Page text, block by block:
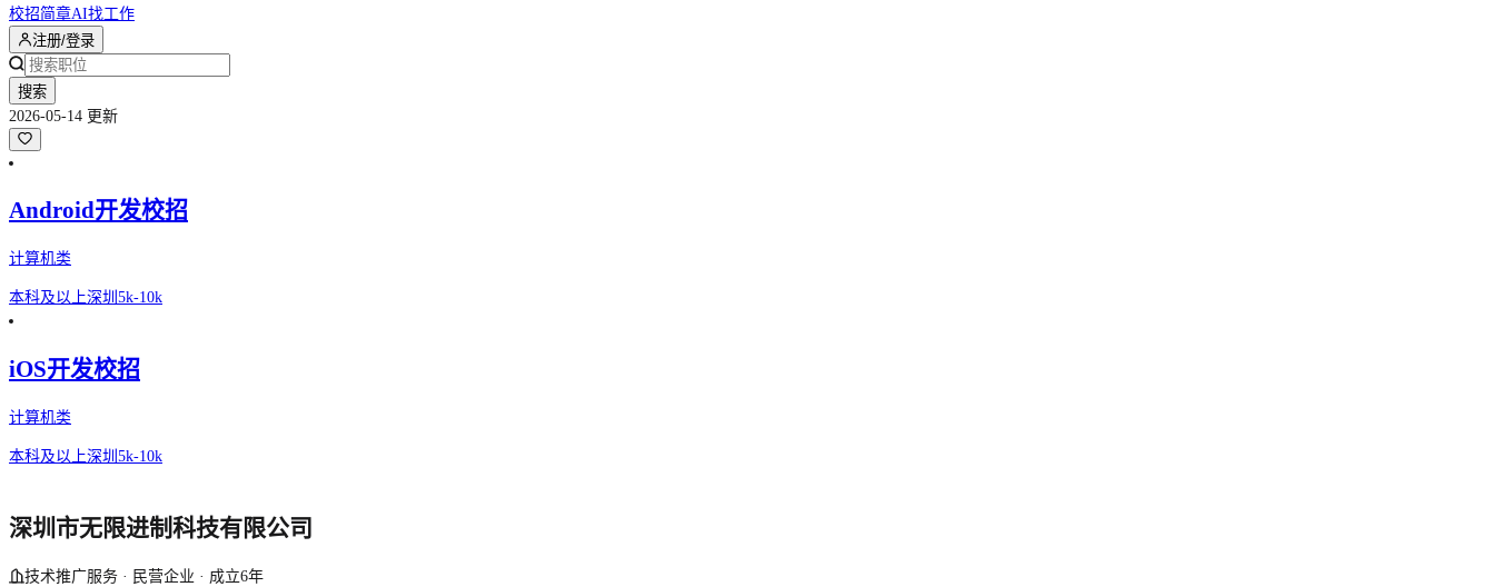
校招简章AI找工作
注册/登录
搜索
2026-05-14 更新
Android开发校招
计算机类
本科及以上深圳 5k-10k
iOS开发校招
计算机类
本科及以上深圳 5k-10k
深圳市无限进制科技有限公司
技术推广服务 · 民营企业 · 成立6年